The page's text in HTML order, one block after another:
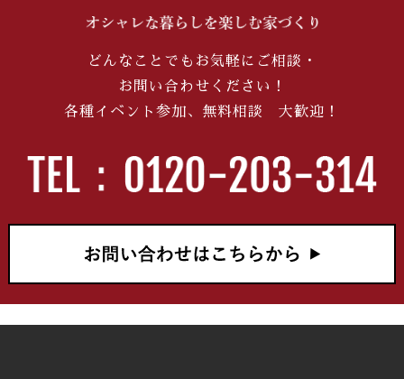
会を開催します！
2026/06/20
【夢のマイホーム】今
だけの3大特典！ショ
ンペーンがスタートし
ます！
2026/06/10
注文住宅の入居まで何
どんなことでもお気軽にご相談・
お問い合わせください！
各種イベント参加、無料相談 大歓迎！